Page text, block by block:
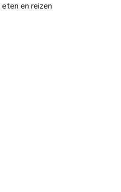
en reizen